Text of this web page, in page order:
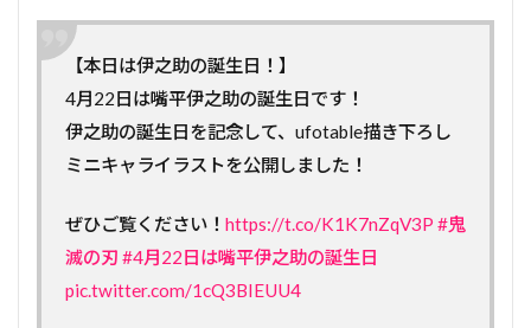
【本日は伊之助の誕生日！】
4月22日は嘴平伊之助の誕生日です！
伊之助の誕生日を記念して、ufotable描き下ろし
ミニキャライラストを公開しました！
ぜひご覧ください！ https://t.co/K1K7nZqV3P #鬼
滅の刃 #4月22日は嘴平伊之助の誕生日
pic.twitter.com/1cQ3BIEUU4